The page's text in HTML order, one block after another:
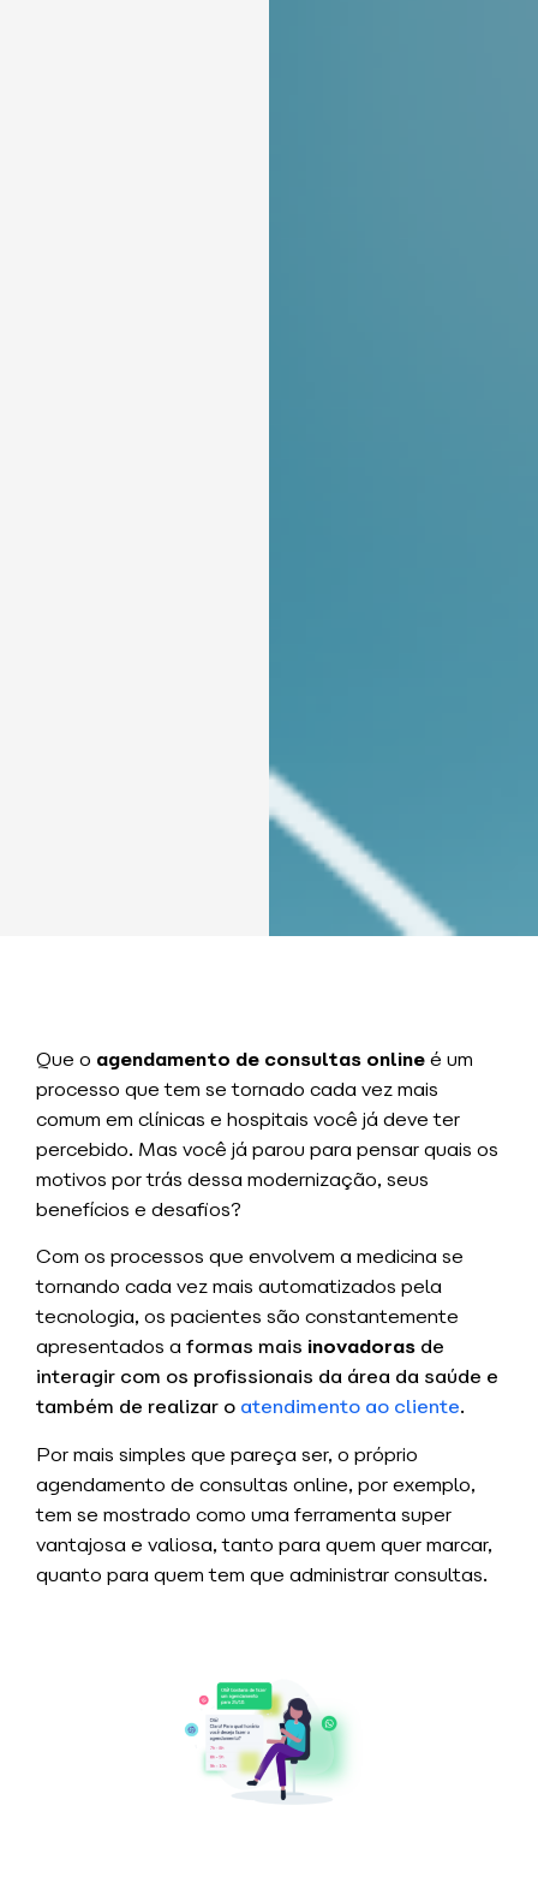
Que o agendamento de consultas onlineé um
processo que tem se tornado cada vez mais
comum em clínicas e hospitais você já deve ter
percebido. Mas você já parou para pensar quais os
motivos por trás dessa modernização, seus
benefícios e desafios?
Com os processos que envolvem a medicina se
tornando cada vez mais automatizados pela
tecnologia, os pacientes são constantemente
apresentados aformas mais inovadoras de
interagir com os profissionais da área da saúde e
também de realizar o atendimento ao cliente.
Por mais simples que pareça ser, o próprio
agendamento de consultas online, por exemplo,
tem se mostrado como uma ferramenta super
vantajosa e valiosa, tanto para quem quer marcar,
quanto para quem tem que administrar consultas.